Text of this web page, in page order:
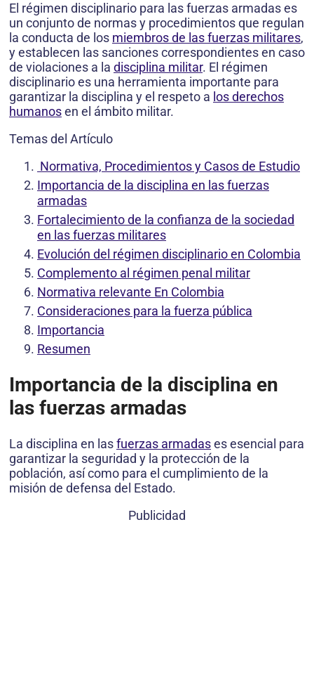
El régimen disciplinario para las fuerzas armadas es
un conjunto de normas y procedimientos que regulan
la conducta de los miembros de las fuerzas militares,
y establecen las sanciones correspondientes en caso
de violaciones a la disciplina militar. El régimen
disciplinario es una herramienta importante para
garantizar la disciplina y el respeto a los derechos
humanosen el ámbito militar.
Temas del Artículo
Normativa, Procedimientos y Casos de Estudio
Importancia de la disciplina en las fuerzas
armadas
Fortalecimiento de la confianza de la sociedad
en las fuerzas militares
Evolución del régimen disciplinario en Colombia
Complemento al régimen penal militar
Normativa relevante En Colombia
Consideraciones para la fuerza pública
Importancia
Resumen
Importancia de la disciplina en
las fuerzas armadas
La disciplina en lasfuerzas armadases esencial para
garantizar la seguridad y la protección de la
población, así como para el cumplimiento de la
misión de defensa del Estado.
Publicidad